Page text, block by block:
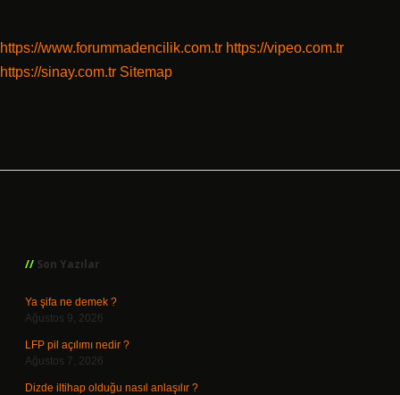
https://www.forummadencilik.com.tr https://vipeo.com.tr
https://sinay.com.tr Sitemap
Son Yazılar
Ya şifa ne demek ?
Ağustos 9, 2026
LFP pil açılımı nedir ?
Ağustos 7, 2026
Dizde iltihap olduğu nasıl anlaşılır ?